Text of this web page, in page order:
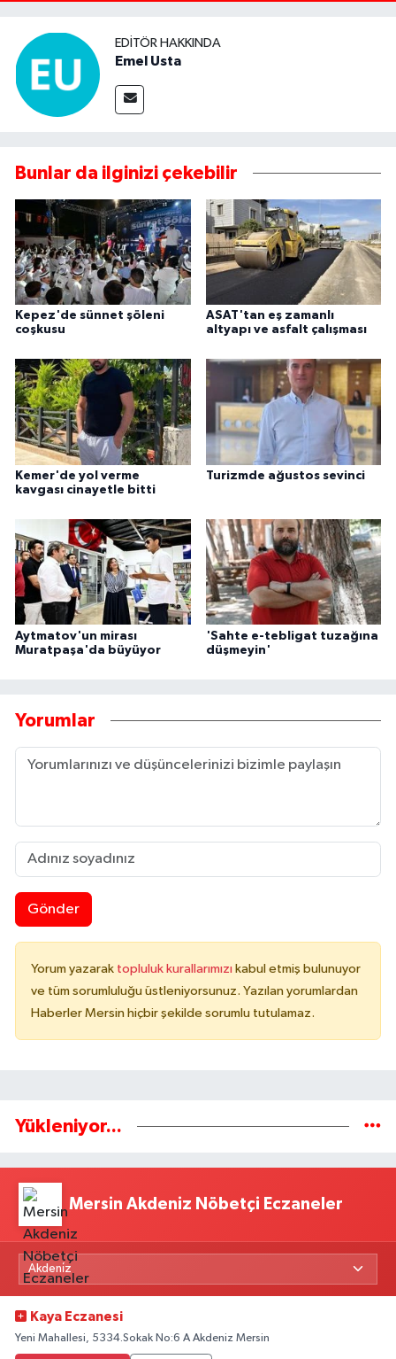
EDITÖR HAKKINDA
Emel Usta
Bunlar da ilginizi çekebilir
Kepez'de sünnet şöleni
coşkusu
ASAT'tan eş zamanlı
altyapı ve asfalt çalışması
Kemer'de yol verme
kavgası cinayetle bitti
Turizmde ağustos sevinci
Aytmatov'un mirası
Muratpaşa'da büyüyor
'Sahte e-tebligat tuzağına
düşmeyin'
Yorumlar
Gönder
Yorum yazarak topluluk kurallarımızı kabul etmiş bulunuyor
ve tüm sorumluluğu üstleniyorsunuz. Yazılan yorumlardan
Haberler Mersin hiçbir şekilde sorumlu tutulamaz.
Yükleniyor...
Mersin Akdeniz Nöbetçi Eczaneler
Kaya Eczanesi
Yeni Mahallesi, 5334.Sokak No:6 A Akdeniz Mersin